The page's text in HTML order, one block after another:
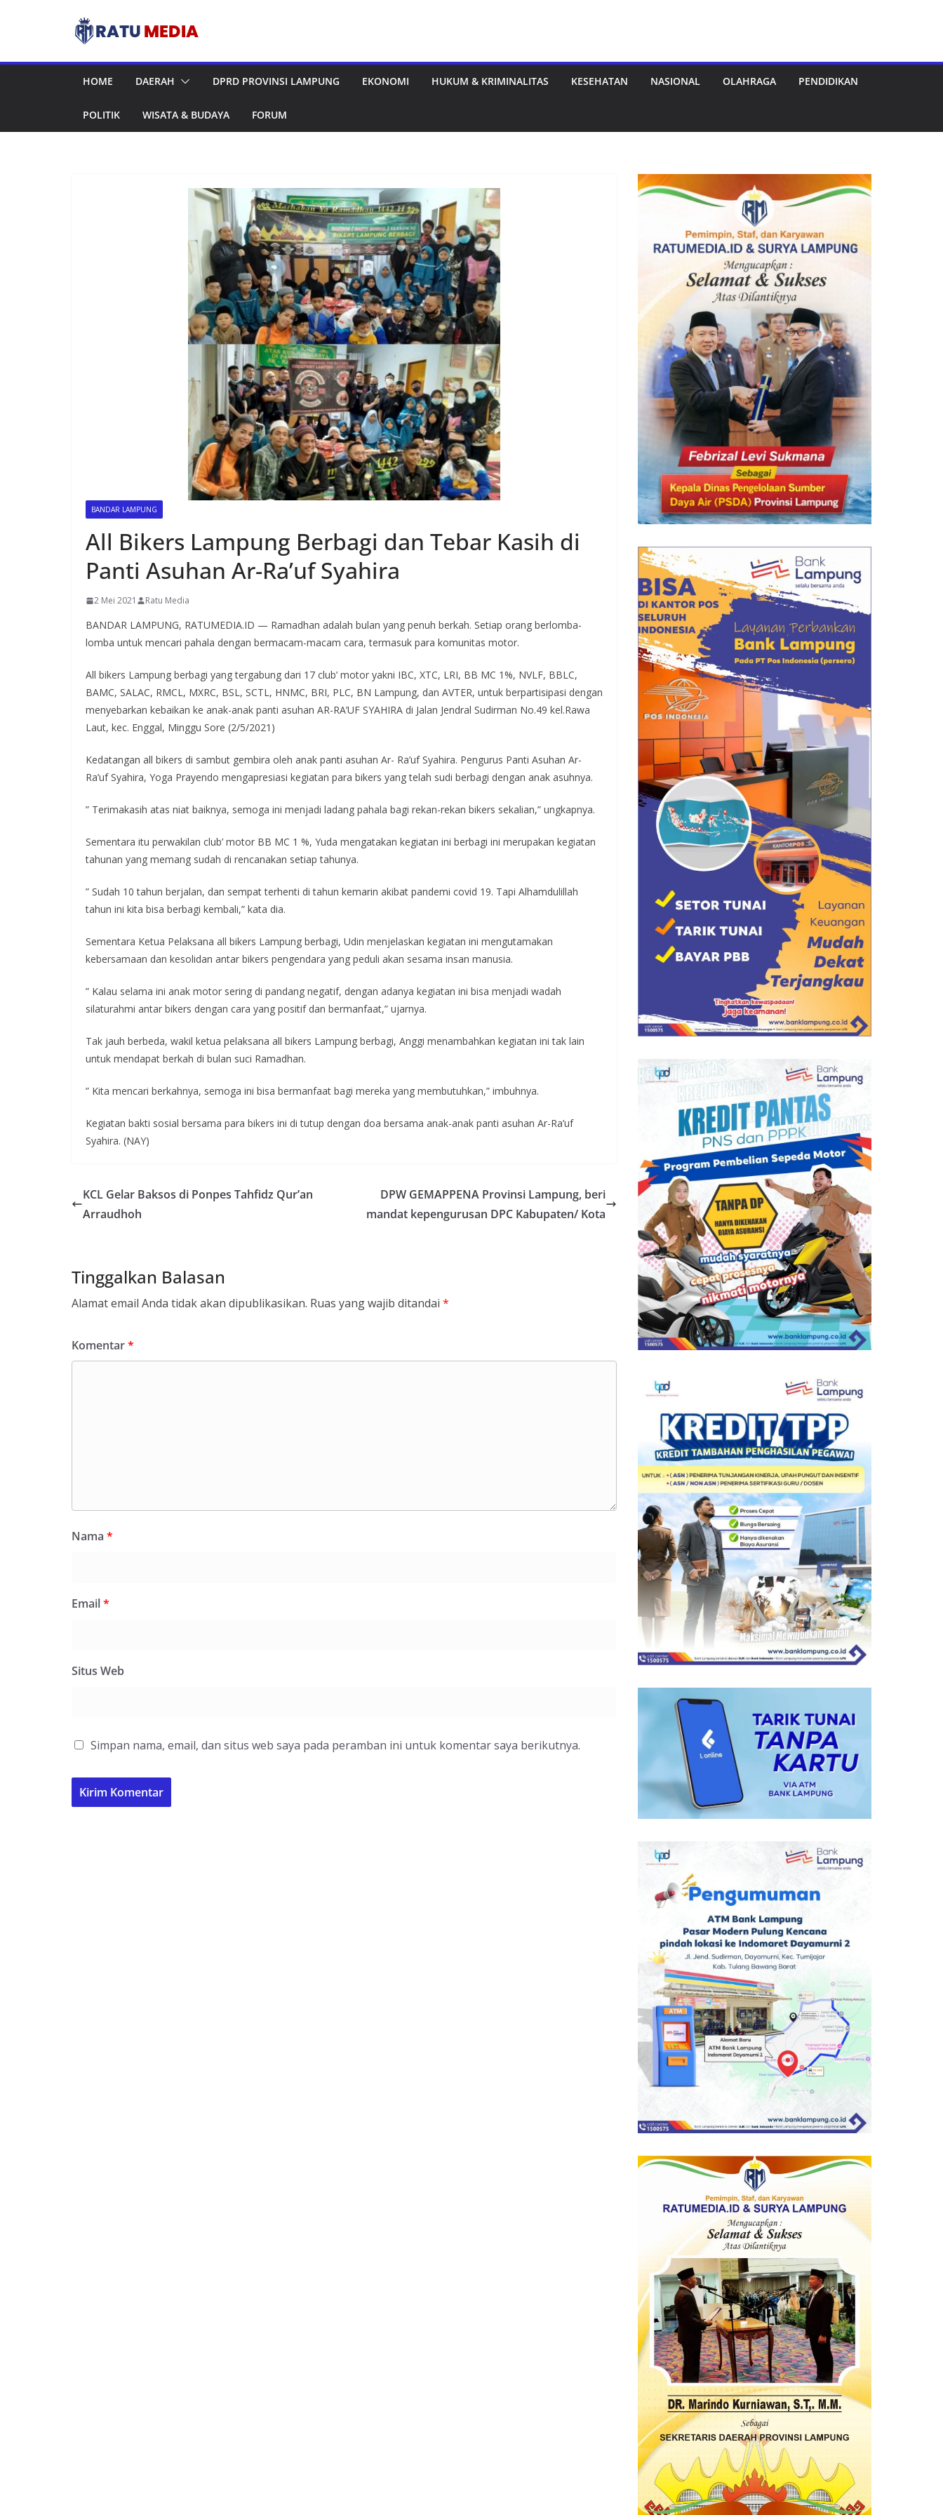
HOME DAERAH DPRD PROVINSI LAMPUNG EKONOMI HUKUM & KRIMINALITAS KESEHATAN NASIONAL OLAHRAGA PENDIDIKAN
POLITIK WISATA & BUDAYA FORUM
BANDAR LAMPUNG
All Bikers Lampung Berbagi dan Tebar Kasih di
Panti Asuhan Ar-Ra’uf Syahira
2 Mei 2021 Ratu Media
BANDAR LAMPUNG, RATUMEDIA.ID — Ramadhan adalah bulan yang penuh berkah. Setiap orang berlomba-
lomba untuk mencari pahala dengan bermacam-macam cara, termasuk para komunitas motor.
All bikers Lampung berbagi yang tergabung dari 17 club’ motor yakni IBC, XTC, LRI, BB MC 1%, NVLF, BBLC,
BAMC, SALAC, RMCL, MXRC, BSL, SCTL, HNMC, BRI, PLC, BN Lampung, dan AVTER, untuk berpartisipasi dengan
menyebarkan kebaikan ke anak-anak panti asuhan AR-RA’UF SYAHIRA di Jalan Jendral Sudirman No.49 kel.Rawa
Laut, kec. Enggal, Minggu Sore (2/5/2021)
Kedatangan all bikers di sambut gembira oleh anak panti asuhan Ar- Ra’uf Syahira. Pengurus Panti Asuhan Ar-
Ra’uf Syahira, Yoga Prayendo mengapresiasi kegiatan para bikers yang telah sudi berbagi dengan anak asuhnya.
” Terimakasih atas niat baiknya, semoga ini menjadi ladang pahala bagi rekan-rekan bikers sekalian,” ungkapnya.
Sementara itu perwakilan club’ motor BB MC 1 %, Yuda mengatakan kegiatan ini berbagi ini merupakan kegiatan
tahunan yang memang sudah di rencanakan setiap tahunya.
” Sudah 10 tahun berjalan, dan sempat terhenti di tahun kemarin akibat pandemi covid 19. Tapi Alhamdulillah
tahun ini kita bisa berbagi kembali,” kata dia.
Sementara Ketua Pelaksana all bikers Lampung berbagi, Udin menjelaskan kegiatan ini mengutamakan
kebersamaan dan kesolidan antar bikers pengendara yang peduli akan sesama insan manusia.
” Kalau selama ini anak motor sering di pandang negatif, dengan adanya kegiatan ini bisa menjadi wadah
silaturahmi antar bikers dengan cara yang positif dan bermanfaat,” ujarnya.
Tak jauh berbeda, wakil ketua pelaksana all bikers Lampung berbagi, Anggi menambahkan kegiatan ini tak lain
untuk mendapat berkah di bulan suci Ramadhan.
” Kita mencari berkahnya, semoga ini bisa bermanfaat bagi mereka yang membutuhkan,” imbuhnya.
Kegiatan bakti sosial bersama para bikers ini di tutup dengan doa bersama anak-anak panti asuhan Ar-Ra’uf
Syahira. (NAY)
KCL Gelar Baksos di Ponpes Tahfidz Qur’an
Arraudhoh
DPW GEMAPPENA Provinsi Lampung, beri
mandat kepengurusan DPC Kabupaten/ Kota
Tinggalkan Balasan
Alamat email Anda tidak akan dipublikasikan. Ruas yang wajib ditandai *
Komentar*
Nama *
Email*
Situs Web
Simpan nama, email, dan situs web saya pada peramban ini untuk komentar saya berikutnya.